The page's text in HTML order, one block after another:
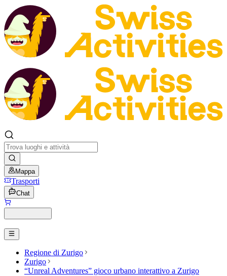
Mappa
Trasporti
Chat
Regione di Zurigo
Zurigo
“Unreal Adventures” gioco urbano interattivo a Zurigo